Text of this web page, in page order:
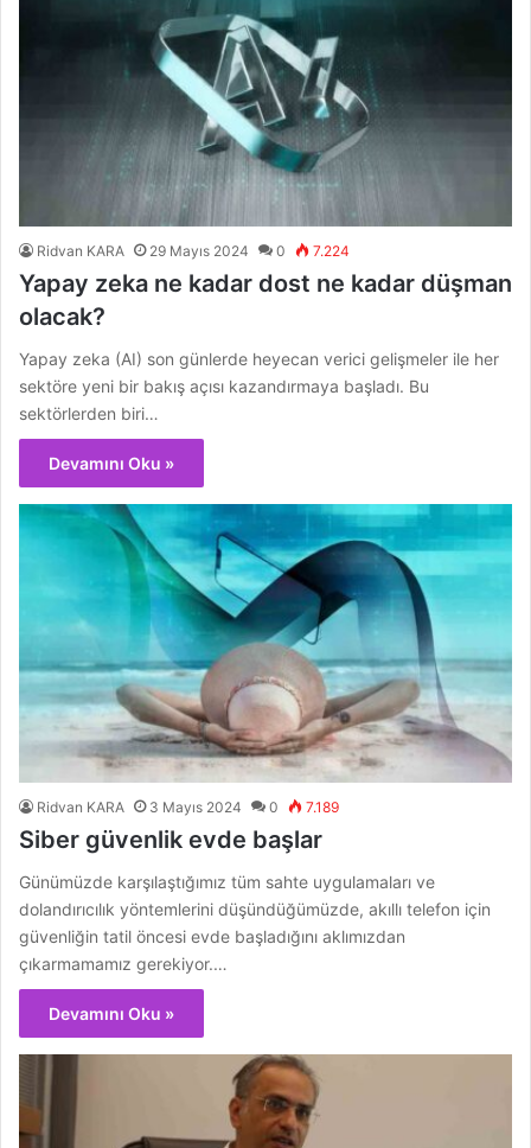
Ridvan KARA 29 Mayıs 2024 0 7.224
Yapay zeka ne kadar dost ne kadar düşman
olacak?
Yapay zeka (AI) son günlerde heyecan verici gelişmeler ile her
sektöre yeni bir bakış açısı kazandırmaya başladı. Bu
sektörlerden biri…
Devamını Oku »
Ridvan KARA 3 Mayıs 2024 0 7.189
Siber güvenlik evde başlar
Günümüzde karşılaştığımız tüm sahte uygulamaları ve
dolandırıcılık yöntemlerini düşündüğümüzde, akıllı telefon için
güvenliğin tatil öncesi evde başladığını aklımızdan
çıkarmamamız gerekiyor.…
Devamını Oku »